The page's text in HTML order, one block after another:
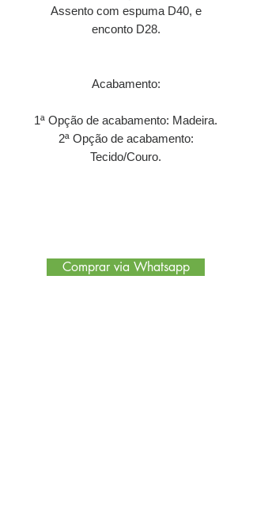
Assento com espuma D40, e
enconto D28.
Acabamento:
1ª Opção de acabamento: Madeira.
2ª Opção de acabamento:
Tecido/Couro.
Comprar via Whatsapp